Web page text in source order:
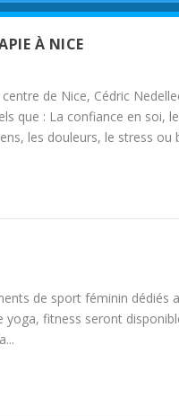
À NICE
de Nice, Cédric
que : La confiance en soi,
les douleurs, le stress ou
de sport féminin dédiés
yoga, fitness seront